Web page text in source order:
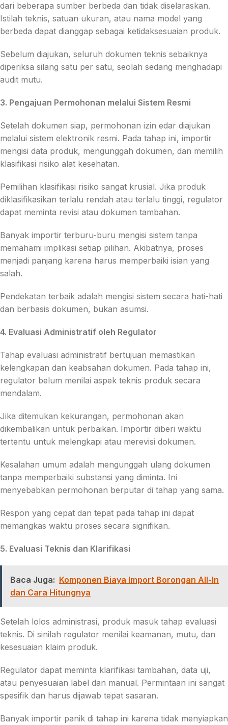
dari beberapa sumber berbeda dan tidak diselaraskan.
Istilah teknis, satuan ukuran, atau nama model yang
berbeda dapat dianggap sebagai ketidaksesuaian produk.
Sebelum diajukan, seluruh dokumen teknis sebaiknya
diperiksa silang satu per satu, seolah sedang menghadapi
audit mutu.
3. Pengajuan Permohonan melalui Sistem Resmi
Setelah dokumen siap, permohonan izin edar diajukan
melalui sistem elektronik resmi. Pada tahap ini, importir
mengisi data produk, mengunggah dokumen, dan memilih
klasifikasi risiko alat kesehatan.
Pemilihan klasifikasi risiko sangat krusial. Jika produk
diklasifikasikan terlalu rendah atau terlalu tinggi, regulator
dapat meminta revisi atau dokumen tambahan.
Banyak importir terburu-buru mengisi sistem tanpa
memahami implikasi setiap pilihan. Akibatnya, proses
menjadi panjang karena harus memperbaiki isian yang
salah.
Pendekatan terbaik adalah mengisi sistem secara hati-hati
dan berbasis dokumen, bukan asumsi.
4. Evaluasi Administratif oleh Regulator
Tahap evaluasi administratif bertujuan memastikan
kelengkapan dan keabsahan dokumen. Pada tahap ini,
regulator belum menilai aspek teknis produk secara
mendalam.
Jika ditemukan kekurangan, permohonan akan
dikembalikan untuk perbaikan. Importir diberi waktu
tertentu untuk melengkapi atau merevisi dokumen.
Kesalahan umum adalah mengunggah ulang dokumen
tanpa memperbaiki substansi yang diminta. Ini
menyebabkan permohonan berputar di tahap yang sama.
Respon yang cepat dan tepat pada tahap ini dapat
memangkas waktu proses secara signifikan.
5. Evaluasi Teknis dan Klarifikasi
Baca Juga: Komponen Biaya Import Borongan All-In
dan Cara Hitungnya
Setelah lolos administrasi, produk masuk tahap evaluasi
teknis. Di sinilah regulator menilai keamanan, mutu, dan
kesesuaian klaim produk.
Regulator dapat meminta klarifikasi tambahan, data uji,
atau penyesuaian label dan manual. Permintaan ini sangat
spesifik dan harus dijawab tepat sasaran.
Banyak importir panik di tahap ini karena tidak menyiapkan